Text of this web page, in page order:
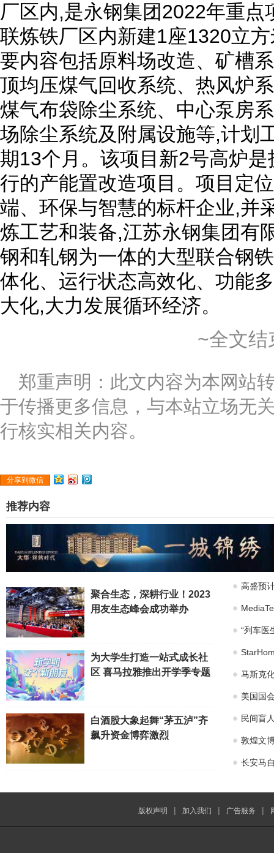
厂区内,是永钢集团2022年重
联炼铁厂区内新建1座1320立
要内容包括原料场改造、矿槽
顶均压煤气回收系统、热风炉
煤气布袋除尘系统、中心泵房
场除尘系统及附属设施等,计划
期13个月。该项目新2号高炉
行的产能置改造项目。项目定
端、环保与智慧的标杆企业,并
炼工艺和装备,江苏永钢集团有
钢和轧钢为一体的大型联合钢
体化、运行状态高效化、功能
大化,大力发展循环经济。
~全文结
郑重声明：此文内容为本网站
于传播更多信息，与本站立场无
行核实相关内容。
分享到微信
推荐内容
聚合生态，深耕行业！2023
用友生态峰会成功举办
为大学生打造一站式成长社
区 喜马拉雅推出开学季专题
白酒股大象起舞“茅五泸”齐
飙升资金博弈激烈
高盛预
“列车医
马斯克
美国国
民间盲
敦煌文
长安马
版权声明 | 加入我们 | 广告服务 |